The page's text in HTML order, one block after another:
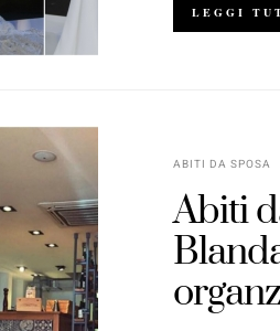
LEGGI
ABITI DA SPOSA
Abiti